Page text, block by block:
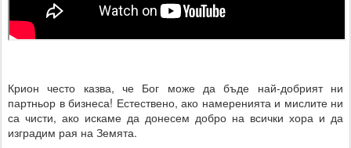
Крион често казва, че Бог може да бъде най-добрият ни
партньор в бизнеса! Естествено, ако намеренията и мислите ни
са чисти, ако искаме да донесем добро на всички хора и да
изградим рая на Земята.